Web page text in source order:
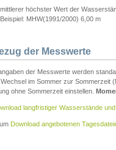
mittlerer höchster Wert der
Beispiel: MHW(1991/2000) 6,00 m
der Messwerte
der Messwerte werden
im Sommer zur Sommerzeit
ohne Sommerzeit einstellen.
langfristiger Wasserstände
Download angebotenen